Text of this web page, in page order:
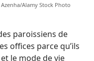
Alamy Stock Photo
paroissiens de
offices parce qu’ils
le mode de vie